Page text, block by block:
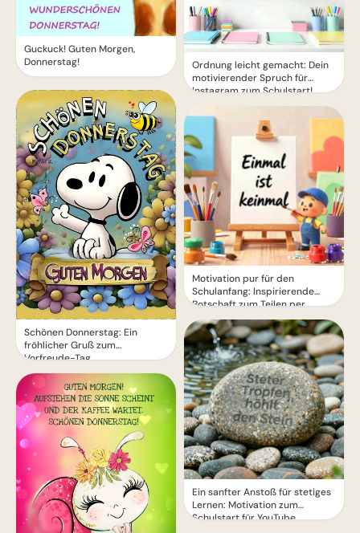
Guckuck! Guten Morgen,
Donnerstag!
Schönen Donnerstag: Ein
fröhlicher Gruß zum
Vorfreude-Tag
Ordnung leicht gemacht: Dein
motivierender Spruch für
Instagram zum Schulstart!
Motivation pur für den
Schulanfang: Inspirierende
Botschaft zum Teilen per
WhatsApp!
Ein sanfter Anstoß für stetiges
Lernen: Motivation zum
Schulstart für YouTube.